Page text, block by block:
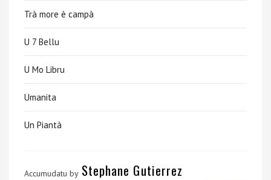
Trà more è campà
U 7 Bellu
U Mo Libru
Umanita
Un Piantà
Accumudatu by Stephane Gutierrez